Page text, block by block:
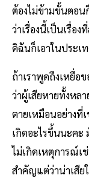
ต้องไม่ข้ามขั้นตอน
ว่าเรื่องนี้เป็นเรื่อ
ดิฉันก็เอาในประเ
ถ้าเราพูดถึงเหยื่อ
ว่าผู้เสียหายทั้งหล
ตายเหมือนอย่างที่
เกิดอะไรขึ้นนะคะ
ไม่เกิดเหตุการณ์เ
สำคัญแต่ว่าน่าเสีย